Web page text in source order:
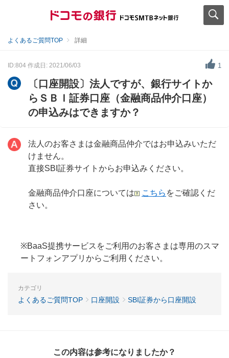
よくあるご質問TOP 詳細
ID:804 作成日: 2021/06/03 1
〔口座開設〕法人ですが、銀行サイトか
らＳＢＩ証券口座（金融商品仲介口座）
の申込みはできますか？
法人のお客さまは金融商品仲介ではお申込みいただ
けません。
直接SBI証券サイトからお申込みください。
金融商品仲介口座については こちら をご確認くだ
さい。
※BaaS提携サービスをご利用のお客さまは専用のスマ
ートフォンアプリからご利用ください。
カテゴリ
よくあるご質問TOP 口座開設 SBI証券から口座開設
この内容は参考になりましたか？